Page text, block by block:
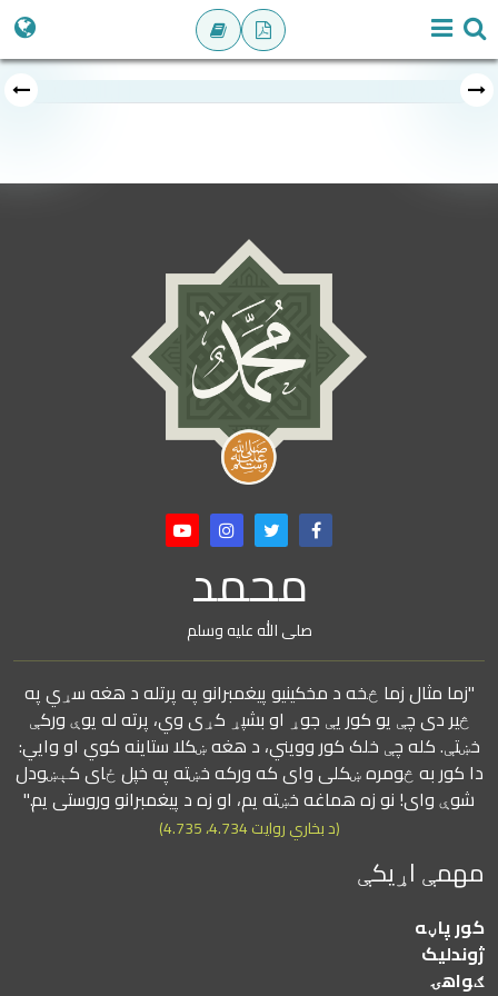
محمد
صلی الله علیه وسلم
"زما مثال زما څخه د مخکینیو پیغمبرانو په پرتله د هغه سړي په
څیر دی چې یو کور یې جوړ او بشپړ کړی وي، پرته له یوې ورکې
خښتې. کله چې خلک کور وویني، د هغه ښکلا ستاینه کوي او وايي:
دا کور به څومره ښکلی وای که ورکه خښته په خپل ځای کېښودل
شوې وای! نو زه هماغه خښته یم، او زه د پیغمبرانو وروستی یم."
(د بخاري روایت 4.734، 4.735)
مهمې اړیکې
کور پاڼه
ژوندلیک
ګواهۍ